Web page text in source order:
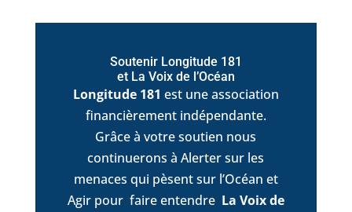
Soutenir Longitude 181
et La Voix de l’Océan
Longitude 181 est une association
financièrement indépendante.
Grâce à votre soutien nous
continuerons à Alerter sur les
menaces qui pèsent sur l’Océan et
Agir pour faire entendre La Voix de